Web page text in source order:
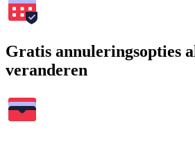
Gratis annuleringsopties
veranderen